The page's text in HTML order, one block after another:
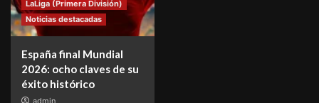
LaLiga (Primera División)
Noticias destacadas
España final Mundial
2026: ocho claves de su
éxito histórico
admin